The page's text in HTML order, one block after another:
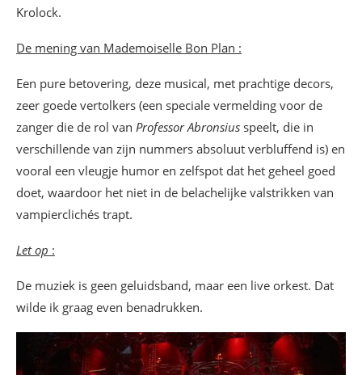
Krolock.
De mening van Mademoiselle Bon Plan :
Een pure betovering, deze musical, met prachtige decors,
zeer goede vertolkers (een speciale vermelding voor de
zanger die de rol van Professor Abronsius speelt, die in
verschillende van zijn nummers absoluut verbluffend is) en
vooral een vleugje humor en zelfspot dat het geheel goed
doet, waardoor het niet in de belachelijke valstrikken van
vampierclichés trapt.
Let op :
De muziek is geen geluidsband, maar een live orkest. Dat
wilde ik graag even benadrukken.